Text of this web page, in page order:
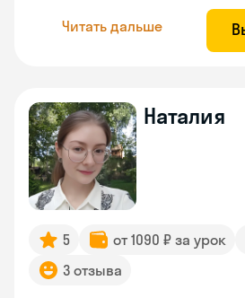
Читать дальше
Наталия
5 от 1090 ₽ за урок
3 отзыва